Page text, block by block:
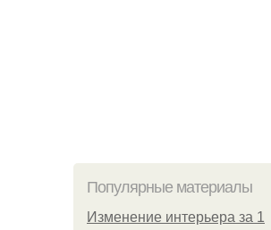
Популярные материалы
Изменение интерьера за 1